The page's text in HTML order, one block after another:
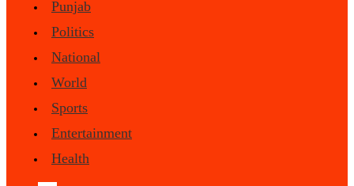
Punjab
Politics
National
World
Sports
Entertainment
Health